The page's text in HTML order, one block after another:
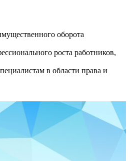
оборота
роста работников,
в области права и